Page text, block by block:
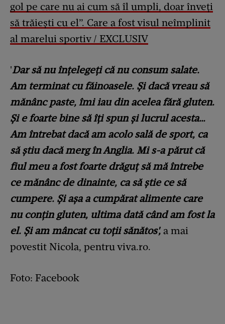
gol pe care nu ai cum să îl umpli, doar înveți
să trăiești cu el”. Care a fost visul neîmplinit
al marelui sportiv / EXCLUSIV
'Dar să nu înțelegeți că nu consum salate.
Am terminat cu făinoasele. Și dacă vreau să
mănânc paste, îmi iau din acelea fără gluten.
Și e foarte bine să îți spun și lucrul acesta…
Am întrebat dacă am acolo sală de sport, ca
să știu dacă merg în Anglia. Mi s-a părut că
fiul meu a fost foarte drăguț să mă întrebe
ce mănânc de dinainte, ca să știe ce să
cumpere. Și așa a cumpărat alimente care
nu conțin gluten, ultima dată când am fost la
el. Și am mâncat cu toții sănătos', a mai
povestit Nicola, pentru viva.ro.
Foto: Facebook